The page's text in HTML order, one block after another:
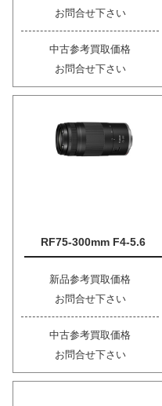
お問合せ下さい
中古参考買取価格
お問合せ下さい
RF75-300mm F4-5.6
新品参考買取価格
お問合せ下さい
中古参考買取価格
お問合せ下さい